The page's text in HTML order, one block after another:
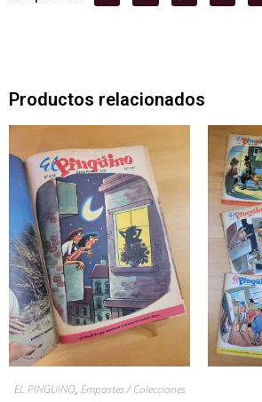
Productos relacionados
EL PINGUINO, Empastes / Colecciones